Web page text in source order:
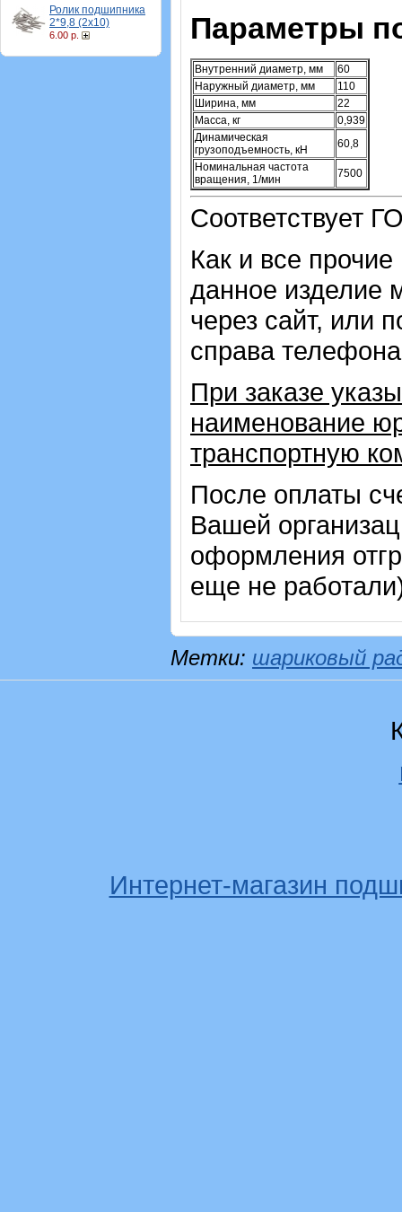
Ролик подшипника
2*9,8 (2х10)
6.00 р. Параметры
Внутренний диаметр, мм
60
Наружный диаметр, мм
110
Ширина, мм
22
Масса, кг
0,939
Динамическая
грузоподъемность, кН
60,8
Номинальная частота
вращения, 1/мин
7500
Соответствует
Как и все
данное изделие
через сайт, или
справа
При заказе
наименование
транспортную
После оплаты
Вашей
оформления
еще не
Метки: шариковый
Интернет-магазин